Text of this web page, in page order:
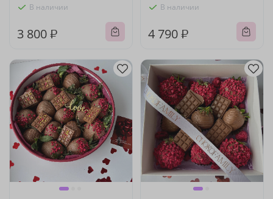
В наличии
3 800 ₽
В наличии
4 790 ₽